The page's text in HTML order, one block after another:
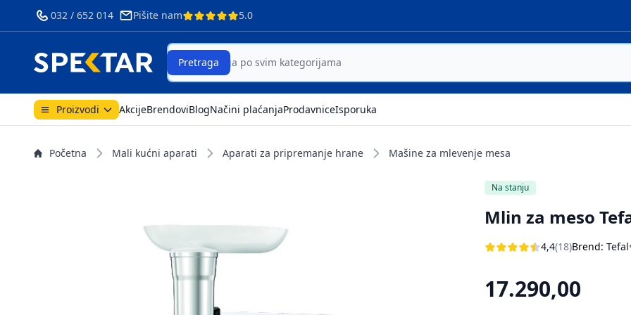
032 / 652 014 Pišite nam 5.0
Search
Pretraga
Proizvodi AkcijeBrendoviBlogNačini plaćanjaProdavniceIsporuka
Početna Mali kućni aparati Aparati za pripremanje hrane Mašine za mlevenje mesa
Na stanju
Mlin za meso
4,4(18)Brend: Tefal•
17.290,00